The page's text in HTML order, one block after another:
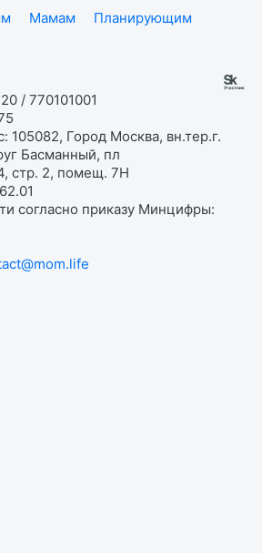
Мамам
Планирующим
/ 770101001
105082, Город Москва, вн.тер.г.
Басманный, пл
стр. 2, помещ. 7Н
согласно приказу Минцифры: